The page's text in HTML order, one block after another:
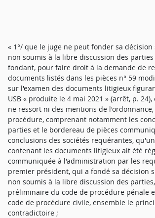
« 1°/ que le juge ne peut fonder sa
non soumis à la libre discussion des
fondant, pour faire droit à la demande de
documents listés dans les pièces n° 59
sur l'examen des documents litigieux
USB « produite le 4 mai 2021 » (arrêt, p.
ne ressort ni des mentions de
procédure, comprenant notamment les
parties et le bordereau de pièces
conclusions des sociétés requérantes,
contenant les documents litigieux ait été
communiquée à l'administration par les
premier président, qui a fondé sa décision
non soumis à la libre discussion des
préliminaire du code de procédure pénale
code de procédure civile, ensemble le
contradictoire ;